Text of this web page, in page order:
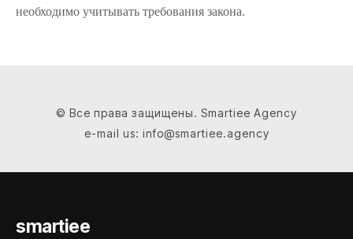
необходимо учитывать требования закона.
© Все права защищены. Smartiee Agency
e-mail us: info@smartiee.agency
smartiee